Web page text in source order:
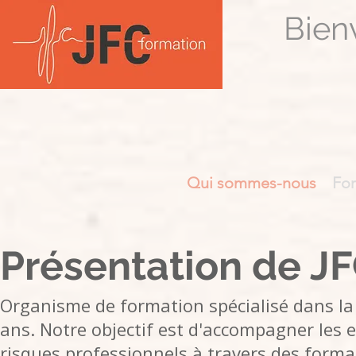
Qui sommes-nous
Présentation de
Organisme de formation spécialisé dans
ans. Notre objectif est d'accompagner les